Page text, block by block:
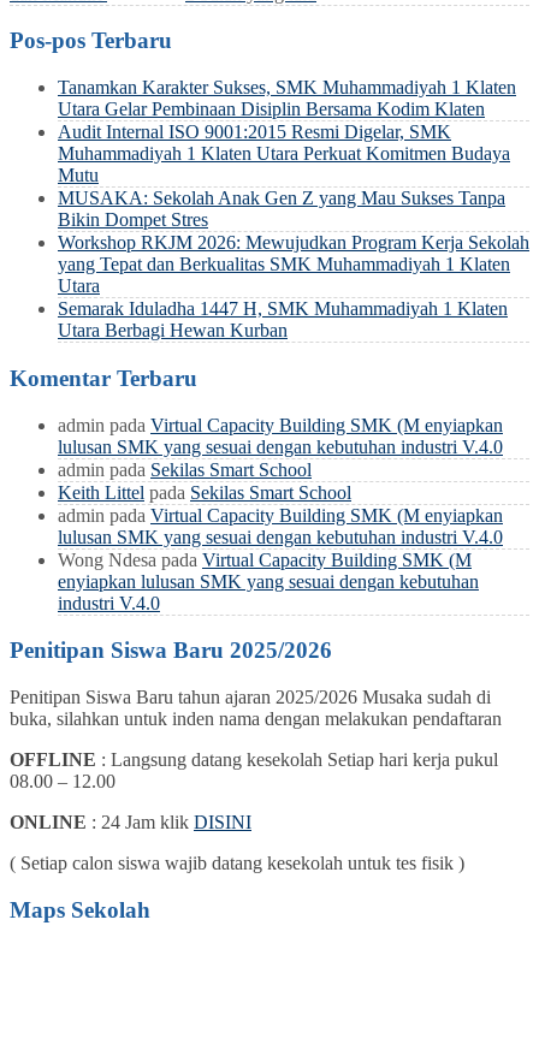
Pos-pos Terbaru
Tanamkan Karakter Sukses, SMK Muhammadiyah 1 Klaten
Utara Gelar Pembinaan Disiplin Bersama Kodim Klaten
Audit Internal ISO 9001:2015 Resmi Digelar, SMK
Muhammadiyah 1 Klaten Utara Perkuat Komitmen Budaya
Mutu
MUSAKA: Sekolah Anak Gen Z yang Mau Sukses Tanpa
Bikin Dompet Stres
Workshop RKJM 2026: Mewujudkan Program Kerja Sekolah
yang Tepat dan Berkualitas SMK Muhammadiyah 1 Klaten
Utara
Semarak Iduladha 1447 H, SMK Muhammadiyah 1 Klaten
Utara Berbagi Hewan Kurban
Komentar Terbaru
admin pada Virtual Capacity Building SMK (M enyiapkan
lulusan SMK yang sesuai dengan kebutuhan industri V.4.0
admin pada Sekilas Smart School
Keith Littel pada Sekilas Smart School
admin pada Virtual Capacity Building SMK (M enyiapkan
lulusan SMK yang sesuai dengan kebutuhan industri V.4.0
Wong Ndesa pada Virtual Capacity Building SMK (M
enyiapkan lulusan SMK yang sesuai dengan kebutuhan
industri V.4.0
Penitipan Siswa Baru 2025/2026
Penitipan Siswa Baru tahun ajaran 2025/2026 Musaka sudah di
buka, silahkan untuk inden nama dengan melakukan pendaftaran
OFFLINE : Langsung datang kesekolah Setiap hari kerja pukul
08.00 – 12.00
ONLINE : 24 Jam klik DISINI
( Setiap calon siswa wajib datang kesekolah untuk tes fisik )
Maps Sekolah